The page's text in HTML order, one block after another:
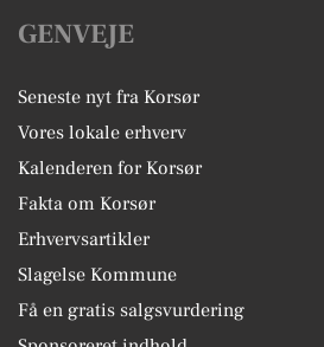
GENVEJE
Seneste nyt fra Korsør
Vores lokale erhverv
Kalenderen for Korsør
Fakta om Korsør
Erhvervsartikler
Slagelse Kommune
Få en gratis salgsvurdering